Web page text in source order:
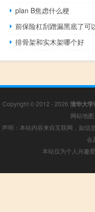
plan B焦虑什么梗
排骨架和实木架哪个好
Copyright © 2012 - 2026 清华大学
网站地图
声明：本站内容来自互联网，如信
会
本站仅为个人兴趣